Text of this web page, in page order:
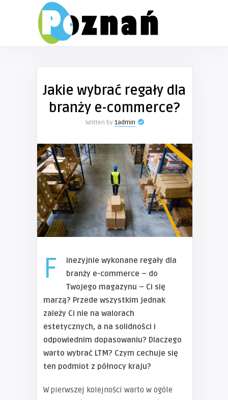
Jakie wybrać regały dla
branży e-commerce?
Written by 1admin
F
inezyjnie wykonane regały dla
branży e-commerce – do
Twojego magazynu – Ci się
marzą? Przede wszystkim jednak
zależy Ci nie na walorach
estetycznych, a na solidności i
odpowiednim dopasowaniu? Dlaczego
warto wybrać LTM? Czym cechuje się
ten podmiot z północy kraju?
W pierwszej kolejności warto w ogóle